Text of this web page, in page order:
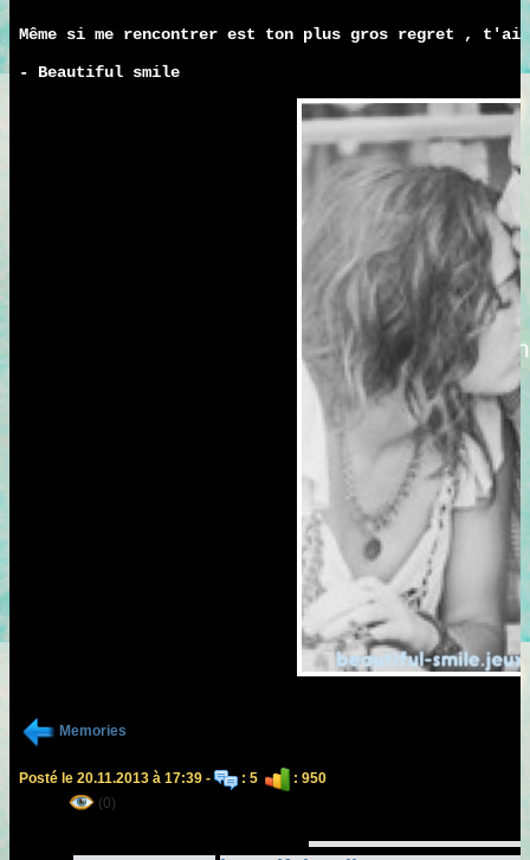
Même si me rencontrer est ton plus gros regret ,
- Beautiful smile
Memories
Posté le 20.11.2013 à 17:39 - : 5
: 950
(0)